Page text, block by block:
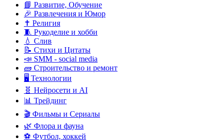
📘 Развитие, Обучение
🎉 Развлечения и Юмор
✝️ Религия
🧵 Рукоделие и хобби
💧 Слив
📝 Стихи и Цитаты
📣 SMM - social media
🧱 Строительство и ремонт
🖥️ Технологии
🧬 Нейросети и AI
📊 Трейдинг
🎬 Фильмы и Сериалы
🌿 Флора и фауна
⚽ Футбол, хоккей